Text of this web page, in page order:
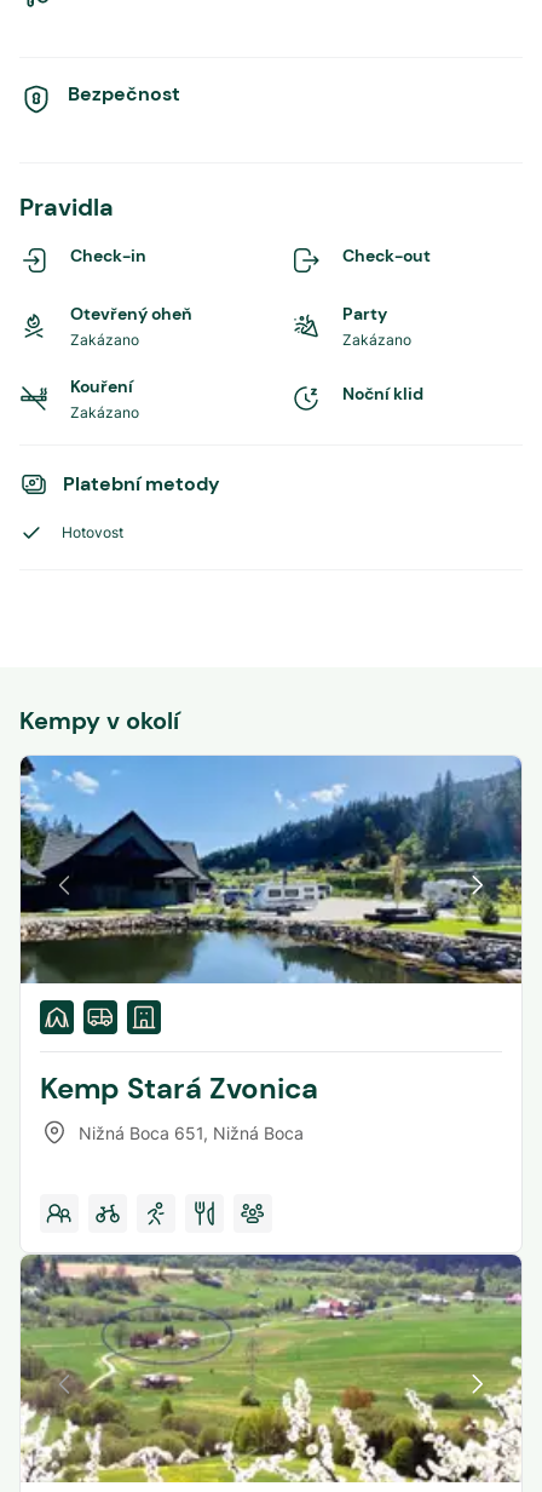
Bezpečnost
Pravidla
Check-in Check-out
Otevřený oheň
Zakázano
Party
Zakázano
Kouření
Zakázano
Noční klid
Platební metody
Hotovost
Kempy v okolí
Kemp Stará Zvonica
Nižná Boca 651, Nižná Boca